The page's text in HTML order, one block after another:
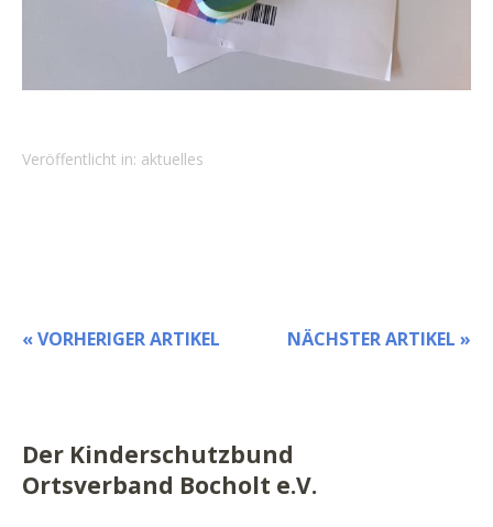
Veröffentlicht in: aktuelles
NÄCHSTER ARTIKEL »
« VORHERIGER ARTIKEL
Der Kinderschutzbund
Ortsverband Bocholt e.V.